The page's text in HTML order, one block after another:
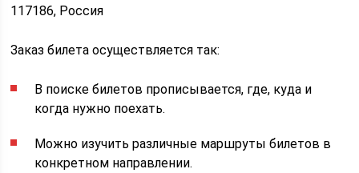
117186, Россия
Заказ билета осуществляется так:
В поиске билетов прописывается, где, куда и
когда нужно поехать.
Можно изучить различные маршруты билетов в
конкретном направлении.